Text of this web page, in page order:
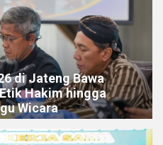
di Jateng Bawa
Hakim hingga
Wicara